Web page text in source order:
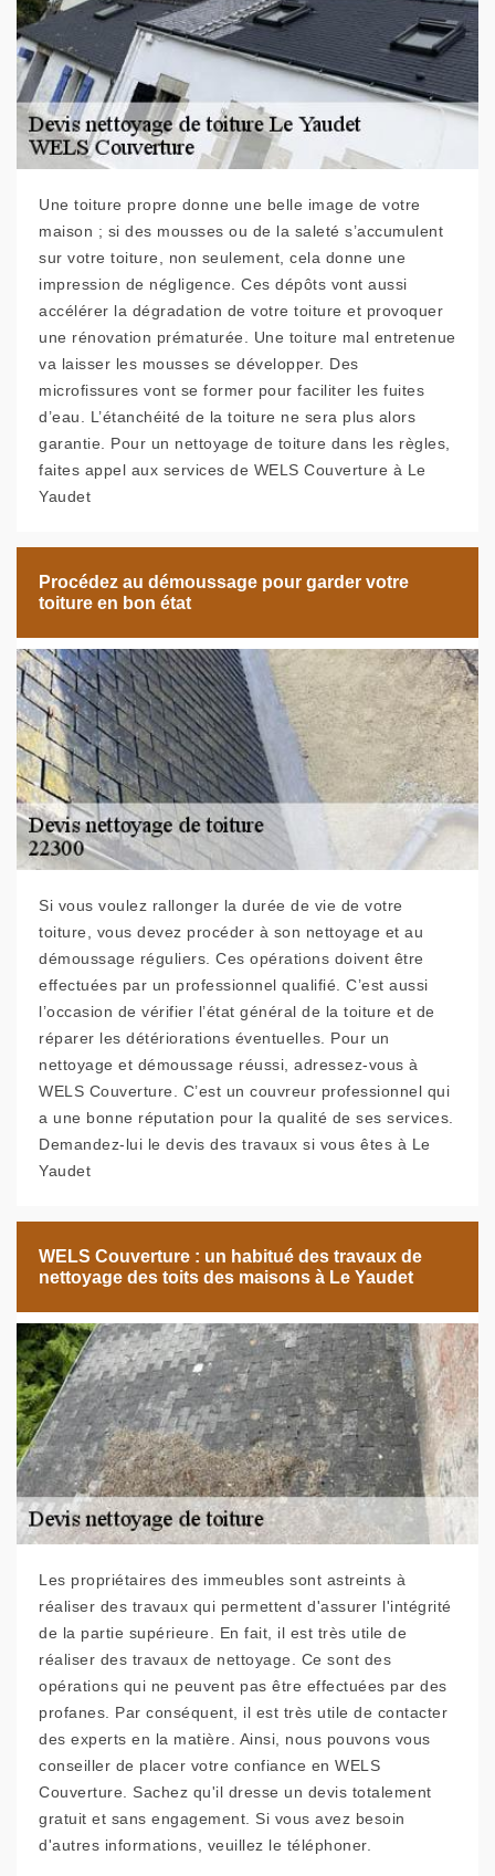
Une toiture propre donne une belle image de votre
maison ; si des mousses ou de la saleté s’accumulent
sur votre toiture, non seulement, cela donne une
impression de négligence. Ces dépôts vont aussi
accélérer la dégradation de votre toiture et provoquer
une rénovation prématurée. Une toiture mal entretenue
va laisser les mousses se développer. Des
microfissures vont se former pour faciliter les fuites
d’eau. L’étanchéité de la toiture ne sera plus alors
garantie. Pour un nettoyage de toiture dans les règles,
faites appel aux services de WELS Couverture à Le
Yaudet
Procédez au démoussage pour garder votre
toiture en bon état
Si vous voulez rallonger la durée de vie de votre
toiture, vous devez procéder à son nettoyage et au
démoussage réguliers. Ces opérations doivent être
effectuées par un professionnel qualifié. C’est aussi
l’occasion de vérifier l’état général de la toiture et de
réparer les détériorations éventuelles. Pour un
nettoyage et démoussage réussi, adressez-vous à
WELS Couverture. C’est un couvreur professionnel qui
a une bonne réputation pour la qualité de ses services.
Demandez-lui le devis des travaux si vous êtes à Le
Yaudet
WELS Couverture : un habitué des travaux de
nettoyage des toits des maisons à Le Yaudet
Les propriétaires des immeubles sont astreints à
réaliser des travaux qui permettent d'assurer l'intégrité
de la partie supérieure. En fait, il est très utile de
réaliser des travaux de nettoyage. Ce sont des
opérations qui ne peuvent pas être effectuées par des
profanes. Par conséquent, il est très utile de contacter
des experts en la matière. Ainsi, nous pouvons vous
conseiller de placer votre confiance en WELS
Couverture. Sachez qu'il dresse un devis totalement
gratuit et sans engagement. Si vous avez besoin
d'autres informations, veuillez le téléphoner.